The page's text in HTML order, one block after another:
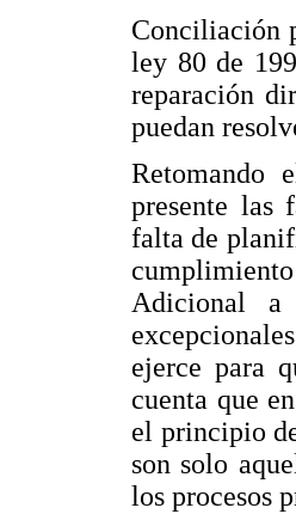
Conciliación
ley 80 de
reparación
puedan
Retomando
presente las
falta de
Adicional a
ejerce para
cuenta que
el principio
son solo
los procesos